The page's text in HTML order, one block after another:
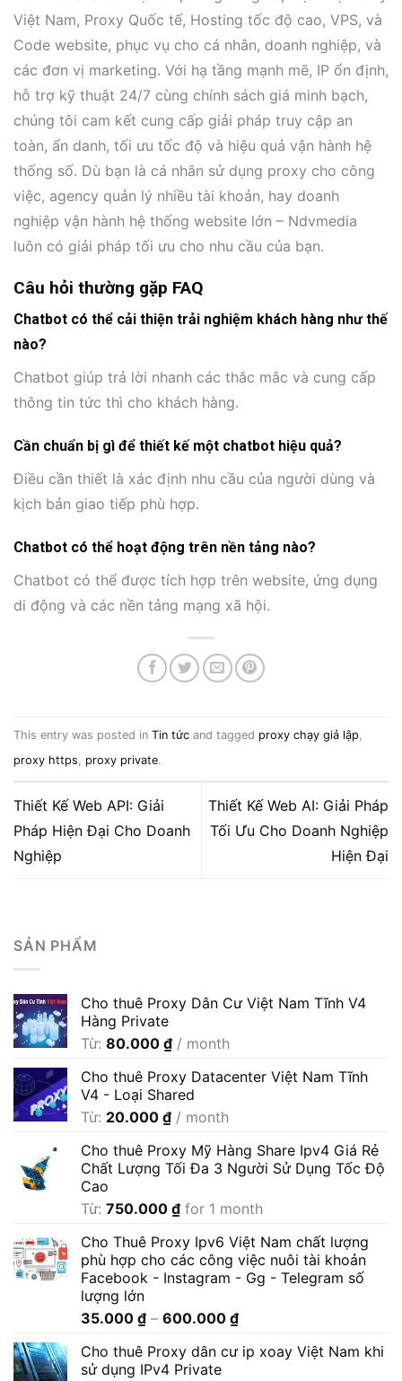
Việt Nam, Proxy Quốc tế, Hosting tốc độ cao, VPS, và
Code website, phục vụ cho cá nhân, doanh nghiệp, và
các đơn vị marketing. Với hạ tầng mạnh mẽ, IP ổn định,
hỗ trợ kỹ thuật 24/7 cùng chính sách giá minh bạch,
chúng tôi cam kết cung cấp giải pháp truy cập an
toàn, ẩn danh, tối ưu tốc độ và hiệu quả vận hành hệ
thống số. Dù bạn là cá nhân sử dụng proxy cho công
việc, agency quản lý nhiều tài khoản, hay doanh
nghiệp vận hành hệ thống website lớn – Ndvmedia
luôn có giải pháp tối ưu cho nhu cầu của bạn.
Câu hỏi thường gặp FAQ
Chatbot có thể cải thiện trải nghiệm khách hàng như thế
nào?
Chatbot giúp trả lời nhanh các thắc mắc và cung cấp
thông tin tức thì cho khách hàng.
Cần chuẩn bị gì để thiết kế một chatbot hiệu quả?
Điều cần thiết là xác định nhu cầu của người dùng và
kịch bản giao tiếp phù hợp.
Chatbot có thể hoạt động trên nền tảng nào?
Chatbot có thể được tích hợp trên website, ứng dụng
di động và các nền tảng mạng xã hội.
This entry was posted in Tin tức and tagged proxy chạy giả lập,
proxy https, proxy private.
Thiết Kế Web API: Giải
Pháp Hiện Đại Cho Doanh
Nghiệp
Thiết Kế Web AI: Giải Pháp
Tối Ưu Cho Doanh Nghiệp
Hiện Đại
SẢN PHẨM
Cho thuê Proxy Dân Cư Việt Nam Tĩnh V4
Hàng Private
Từ: 80.000 ₫ / month
Cho thuê Proxy Datacenter Việt Nam Tĩnh
V4 - Loại Shared
Từ: 20.000 ₫ / month
Cho thuê Proxy Mỹ Hàng Share Ipv4 Giá Rẻ
Chất Lượng Tối Đa 3 Người Sử Dụng Tốc Độ
Cao
Từ: 750.000 ₫ for 1 month
Cho Thuê Proxy Ipv6 Việt Nam chất lượng
phù hợp cho các công việc nuôi tài khoản
Facebook - Instagram - Gg - Telegram số
lượng lớn
35.000 ₫ – 600.000 ₫Khoảng
từ
Cho thuê Proxy dân cư ip xoay Việt Nam khi
sử dụng IPv4 Private